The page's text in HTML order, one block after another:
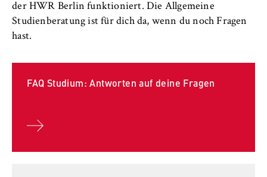
Unterrichtssprache
Deutsch
der HWR Berlin funktioniert. Die Allgemeine
Studienberatung ist für dich da, wenn du noch Fragen
hast.
FAQ Studium: Antworten auf deine Fragen